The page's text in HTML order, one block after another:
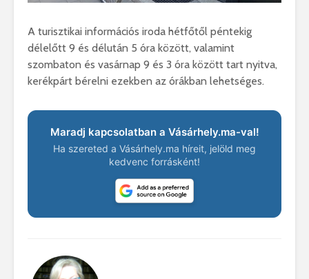
A turisztikai információs iroda hétfőtől péntekig
délelőtt 9 és délután 5 óra között, valamint
szombaton és vasárnap 9 és 3 óra között tart nyitva,
kerékpárt bérelni ezekben az órákban lehetséges.
Maradj kapcsolatban a Vásárhely.ma-val!
Ha szereted a Vásárhely.ma híreit, jelöld meg
kedvenc forrásként!